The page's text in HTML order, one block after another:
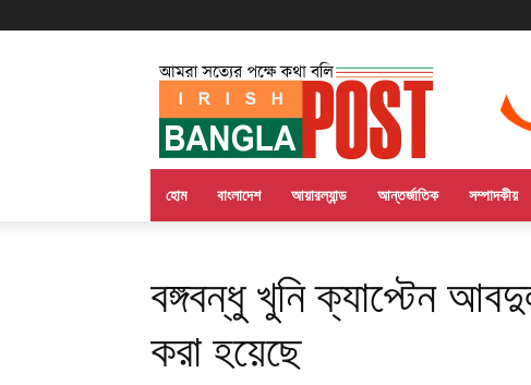
Irish
Bangla
Post
হোম বাংলাদেশ আয়ারল্যান্ড আন্তর্জাতিক সম্পাদকীয়
বঙ্গবন্ধু খুনি ক্যাপ্টেন
করা হয়েছে